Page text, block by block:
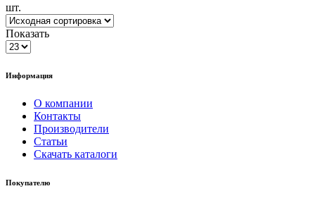
шт.
Показать
Информация
О компании
Контакты
Производители
Статьи
Скачать каталоги
Покупателю